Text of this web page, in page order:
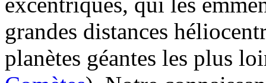
grandes distances
planètes géantes les plus